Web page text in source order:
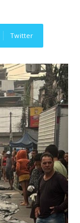
Twitter